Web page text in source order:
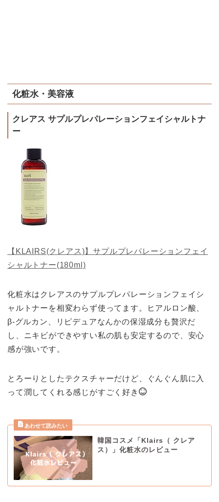
化粧水・美容液
クレアス サプルプレパレーションフェイシャルトナ
ー
【KLAIRS(クレアス)】サプルプレパレーションフェイ
シャルトナー(180ml)
化粧水はクレアスのサプルプレパレーションフェイシ
ャルトナーを相変わらず使ってます。ヒアルロン酸、
β-グルカン、リピデュアなんかの保湿成分も贅沢だ
し、ニキビができやすい私の肌も安定するので、安心
感が強いです。
とろーりとしたテクスチャーだけど、ぐんぐん肌に入
って潤してくれる感じがすごく好き
韓国コスメ「Klairs（ クレア
ス）」化粧水のレビュー